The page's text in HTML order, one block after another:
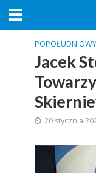
POPOŁUDNIOWY
Jacek
20 stycznia